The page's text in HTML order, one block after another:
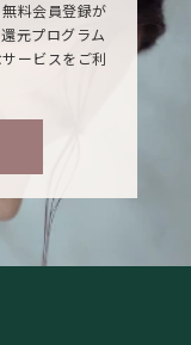
料会員登録が
元プログラム
ービスをご利